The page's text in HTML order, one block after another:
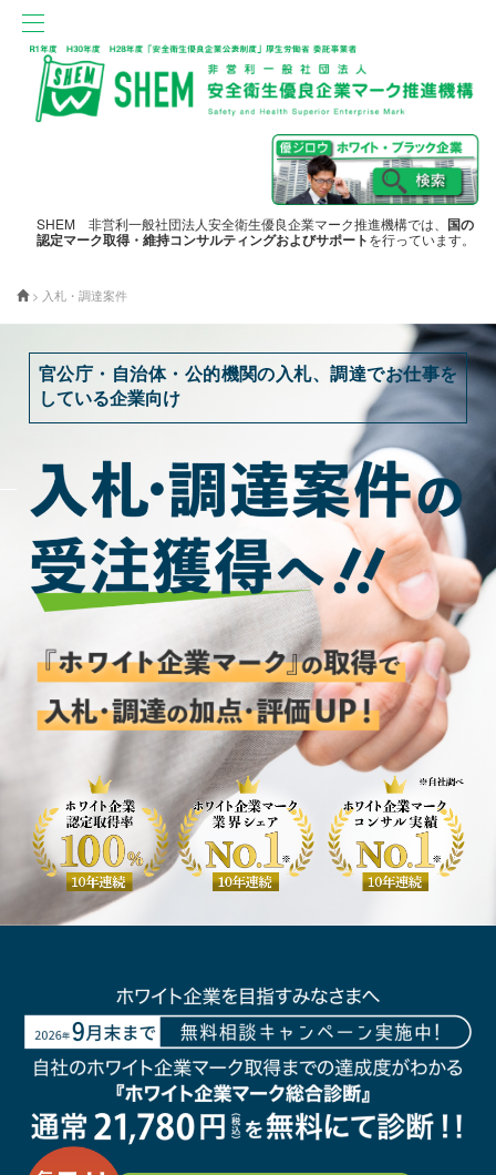
SHEM 非営利一般社団法人安全衛生優良企業マーク推進機構では、 国の
認定マーク取得・維持コンサルティングおよびサポートを行っています。
> 入札・調達案件
官公庁・自治体・公的機関の入札、調達でお仕事を
している企業向け